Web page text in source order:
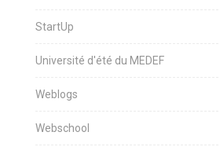
StartUp
Université d'été du MEDEF
Weblogs
Webschool